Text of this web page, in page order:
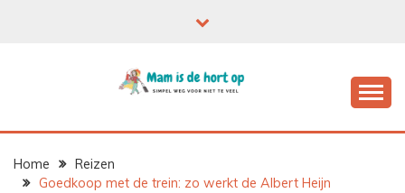
Home
Reizen
Goedkoop met de trein: zo werkt de Albert Heijn